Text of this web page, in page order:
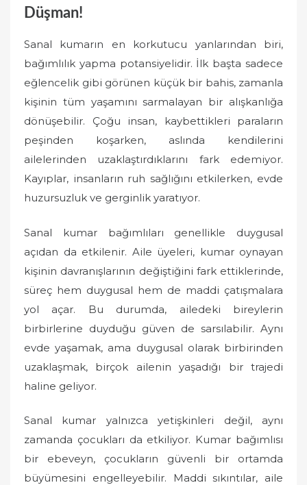
Düşman!
Sanal kumarın en korkutucu yanlarından biri,
bağımlılık yapma potansiyelidir. İlk başta sadece
eğlencelik gibi görünen küçük bir bahis, zamanla
kişinin tüm yaşamını sarmalayan bir alışkanlığa
dönüşebilir. Çoğu insan, kaybettikleri paraların
peşinden koşarken, aslında kendilerini
ailelerinden uzaklaştırdıklarını fark edemiyor.
Kayıplar, insanların ruh sağlığını etkilerken, evde
huzursuzluk ve gerginlik yaratıyor.
Sanal kumar bağımlıları genellikle duygusal
açıdan da etkilenir. Aile üyeleri, kumar oynayan
kişinin davranışlarının değiştiğini fark ettiklerinde,
süreç hem duygusal hem de maddi çatışmalara
yol açar. Bu durumda, ailedeki bireylerin
birbirlerine duyduğu güven de sarsılabilir. Aynı
evde yaşamak, ama duygusal olarak birbirinden
uzaklaşmak, birçok ailenin yaşadığı bir trajedi
haline geliyor.
Sanal kumar yalnızca yetişkinleri değil, aynı
zamanda çocukları da etkiliyor. Kumar bağımlısı
bir ebeveyn, çocukların güvenli bir ortamda
büyümesini engelleyebilir. Maddi sıkıntılar, aile